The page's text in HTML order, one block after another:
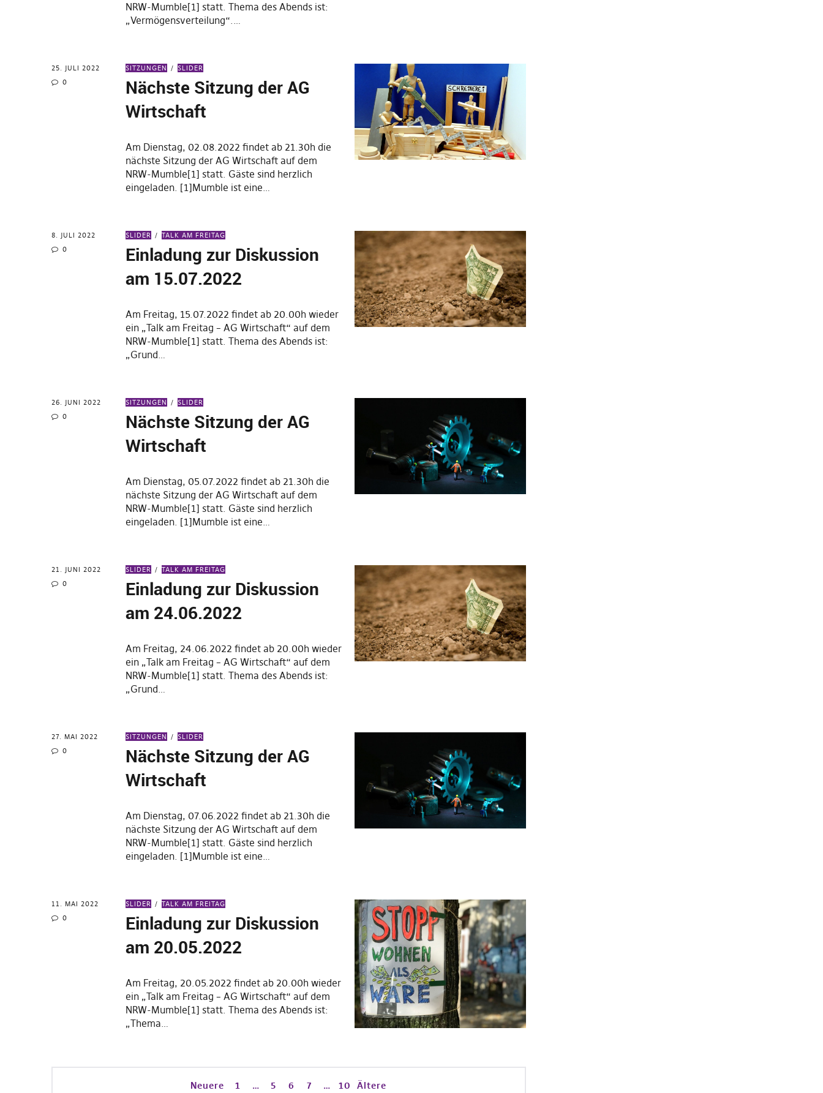
NRW-Mumble[1] statt. Thema des Abends ist:
„Vermögensverteilung“.…
25. JULI 2022
0
SITZUNGEN SLIDER
Nächste Sitzung der AG
Wirtschaft
Am Dienstag, 02.08.2022 findet ab 21.30h die
nächste Sitzung der AG Wirtschaft auf dem
NRW-Mumble[1] statt. Gäste sind herzlich
eingeladen. [1]Mumble ist eine…
8. JULI 2022
0
SLIDER TALK AM FREITAG
Einladung zur Diskussion
am 15.07.2022
Am Freitag, 15.07.2022 findet ab 20.00h wieder
ein „Talk am Freitag – AG Wirtschaft“ auf dem
NRW-Mumble[1] statt. Thema des Abends ist:
„Grund…
26. JUNI 2022
0
SITZUNGEN SLIDER
Nächste Sitzung der AG
Wirtschaft
Am Dienstag, 05.07.2022 findet ab 21.30h die
nächste Sitzung der AG Wirtschaft auf dem
NRW-Mumble[1] statt. Gäste sind herzlich
eingeladen. [1]Mumble ist eine…
21. JUNI 2022
0
SLIDER TALK AM FREITAG
Einladung zur Diskussion
am 24.06.2022
Am Freitag, 24.06.2022 findet ab 20.00h wieder
ein „Talk am Freitag – AG Wirtschaft“ auf dem
NRW-Mumble[1] statt. Thema des Abends ist:
„Grund…
27. MAI 2022
0
SITZUNGEN SLIDER
Nächste Sitzung der AG
Wirtschaft
Am Dienstag, 07.06.2022 findet ab 21.30h die
nächste Sitzung der AG Wirtschaft auf dem
NRW-Mumble[1] statt. Gäste sind herzlich
eingeladen. [1]Mumble ist eine…
11. MAI 2022
0
SLIDER TALK AM FREITAG
Einladung zur Diskussion
am 20.05.2022
Am Freitag, 20.05.2022 findet ab 20.00h wieder
ein „Talk am Freitag – AG Wirtschaft“ auf dem
NRW-Mumble[1] statt. Thema des Abends ist:
„Thema…
Neuere 1 … 5 6 7 … 10 Ältere